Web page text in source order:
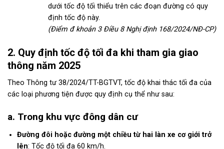
dưới tốc độ tối thiểu trên các đoạn đường có quy
định tốc độ này.
(Điểm đ khoản 3 Điều 8 Nghị định 168/2024/NĐ-CP)
2. Quy định tốc độ tối đa khi tham gia giao
thông năm 2025
Theo Thông tư 38/2024/TT-BGTVT, tốc độ khai thác tối đa của
các loại phương tiện được quy định cụ thể như sau:
a. Trong khu vực đông dân cư
Đường đôi hoặc đường một chiều từ hai làn xe cơ giới trở
lên: Tốc độ tối đa 60 km/h.